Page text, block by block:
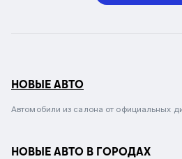
НОВЫЕ АВТО
Автомобили из салона от официальных
НОВЫЕ АВТО В ГОРОДАХ